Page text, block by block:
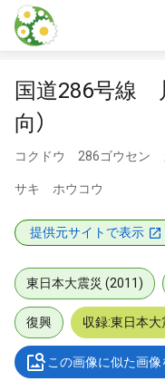
本文に飛ぶ
国道286号線
向）
コクドウ 286ゴウセン
サキ ホウコウ
提供元サイトで表示
東日本大震災 (2011)
復興 収録:東日本
この画像に似た画像